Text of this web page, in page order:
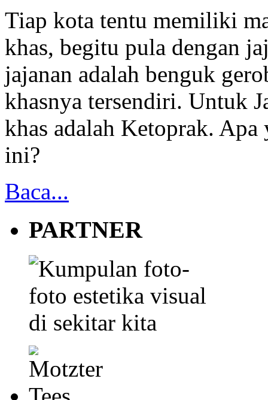
Tiap kota tentu memiliki
khas, begitu pula dengan
jajanan adalah benguk
khasnya tersendiri. Untuk
khas adalah Ketoprak.
ini?
Baca...
PARTNER